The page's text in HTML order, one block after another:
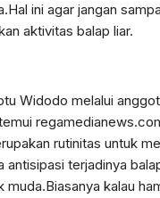
ini agar jangan
aktivitas balap liar.
Widodo melalui
rutinitas untuk
antisipasi terjadinya
muda.Biasanya kalau